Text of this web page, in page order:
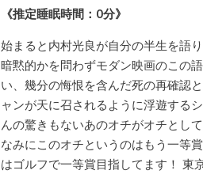
《推定睡眠時間：0分》
始まると内村光良が自分の半生を語
暗黙的かを問わずモダン映画のこの
い、幾分の悔恨を含んだ死の再確認
ャンが天に召されるように浮遊する
んの驚きもないあのオチがオチとし
なみにこのオチというのはもう一等
はゴルフで一等賞目指してます！ 東